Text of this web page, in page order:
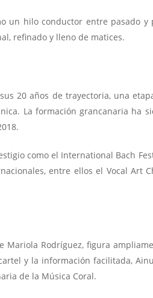
un hilo conductor entre pasado
refinado y lleno de matices.
20 años de trayectoria, una
La formación grancanaria ha
como el International Bach
entre ellos el Vocal Art
Mariola Rodríguez, figura
y la información facilitada,
de la Música Coral.